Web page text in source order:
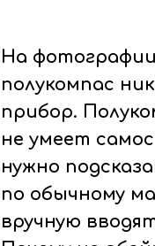
На
полукомпас
прибор.
не умеет
нужно
по обычному
вручную